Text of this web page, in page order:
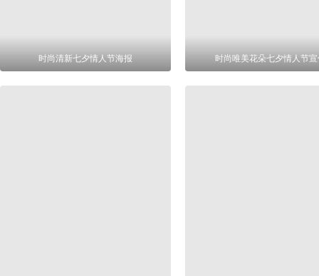
时尚清新七夕情人节海报 时尚唯美花朵七夕情人节